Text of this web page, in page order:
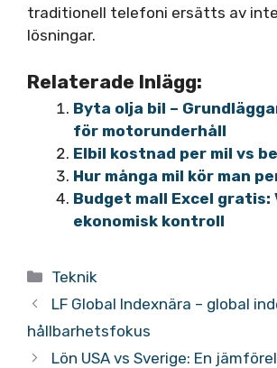
traditionell telefoni ersätts av
lösningar.
Relaterade Inlägg:
Byta olja bil –
för motorunderhåll
Elbil kostnad per mil vs
Hur många mil kör man
Budget mall Excel
ekonomisk kontroll
Kategorier
Teknik
LF Global Indexnära – global
hållbarhetsfokus
Lön USA vs Sverige: En